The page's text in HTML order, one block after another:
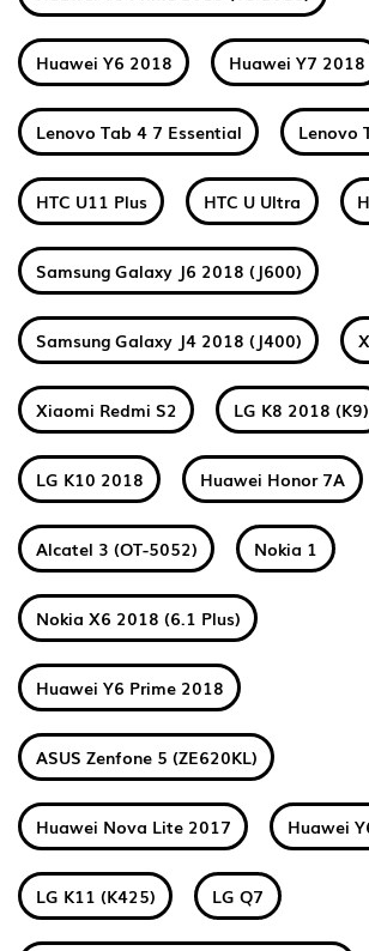
Huawei Y6 2018 Huawei Y7 2018
Lenovo Tab 4 7 Essential Lenovo
HTC U11 Plus HTC U Ultra
Samsung Galaxy J6 2018 (J600)
Samsung Galaxy J4 2018 (J400)
Xiaomi Redmi S2 LG K8 2018 (K9)
LG K10 2018 Huawei Honor 7A
Alcatel 3 (OT-5052) Nokia 1
Nokia X6 2018 (6.1 Plus)
Huawei Y6 Prime 2018
ASUS Zenfone 5 (ZE620KL)
Huawei Nova Lite 2017 Huawei
LG K11 (K425) LG Q7